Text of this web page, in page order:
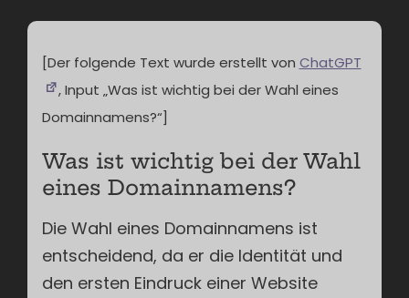
[Der folgende Text wurde erstellt von ChatGPT
, Input „Was ist wichtig bei der Wahl eines
Domainnamens?“]
Was ist wichtig bei der Wahl
eines Domainnamens?
Die Wahl eines Domainnamens ist
entscheidend, da er die Identität und
den ersten Eindruck einer Website